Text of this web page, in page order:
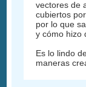
vectores de
cubiertos
por lo que
y cómo hizo
Es lo lindo
maneras